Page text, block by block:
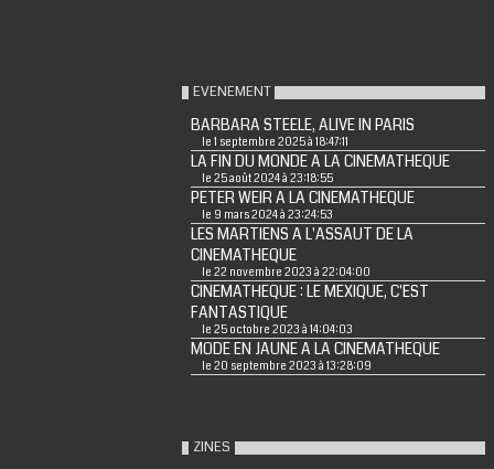
EVENEMENT
BARBARA STEELE, ALIVE IN PARIS
le 1 septembre 2025 à 18:47:11
LA FIN DU MONDE A LA CINEMATHEQUE
le 25 août 2024 à 23:18:55
PETER WEIR A LA CINEMATHEQUE
le 9 mars 2024 à 23:24:53
LES MARTIENS A L'ASSAUT DE LA
CINEMATHEQUE
le 22 novembre 2023 à 22:04:00
CINEMATHEQUE : LE MEXIQUE, C'EST
FANTASTIQUE
le 25 octobre 2023 à 14:04:03
MODE EN JAUNE A LA CINEMATHEQUE
le 20 septembre 2023 à 13:28:09
ZINES